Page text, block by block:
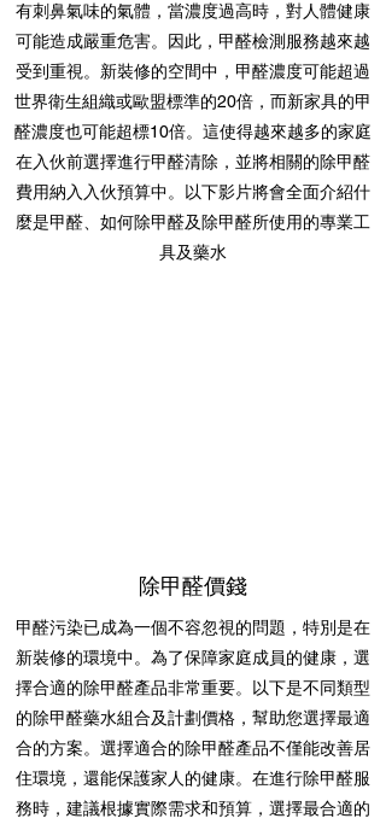
有刺鼻氣味的氣體，當濃度過高時，對人體健康
可能造成嚴重危害。因此，甲醛檢測服務越來越
受到重視。新裝修的空間中，甲醛濃度可能超過
世界衛生組織或歐盟標準的20倍，而新家具的甲
醛濃度也可能超標10倍。這使得越來越多的家庭
在入伙前選擇進行甲醛清除，並將相關的除甲醛
費用納入入伙預算中。以下影片將會全面介紹什
麼是甲醛、如何除甲醛及除甲醛所使用的專業工
具及藥水
除甲醛價錢
甲醛污染已成為一個不容忽視的問題，特別是在
新裝修的環境中。為了保障家庭成員的健康，選
擇合適的除甲醛產品非常重要。以下是不同類型
的除甲醛藥水組合及計劃價格，幫助您選擇最適
合的方案。選擇適合的除甲醛產品不僅能改善居
住環境，還能保護家人的健康。在進行除甲醛服
務時，建議根據實際需求和預算，選擇最合適的